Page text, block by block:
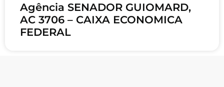
Agência SENADOR GUIOMARD,
AC 3706 – CAIXA ECONOMICA
FEDERAL